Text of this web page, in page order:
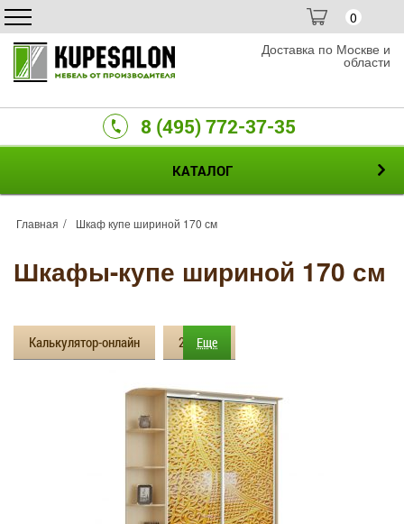
0
Доставка по Москве и
области
8 (495) 772-37-35
КАТАЛОГ
Главная Шкаф купе шириной 170 см
Шкафы-купе шириной 170 см
Калькулятор-онлайн 2 двери
Зеркальные
Пескоструй
Лдсп
Еще